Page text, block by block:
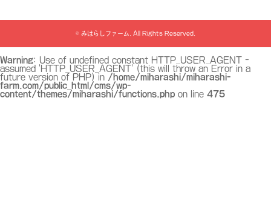
© みはらしファーム . All Rights Reserved.
Warning: Use of undefined constant HTTP_USER_AGENT -
assumed 'HTTP_USER_AGENT' (this will throw an Error in a
future version of PHP) in /home/miharashi/miharashi-
farm.com/public_html/cms/wp-
content/themes/miharashi/functions.php on line 475